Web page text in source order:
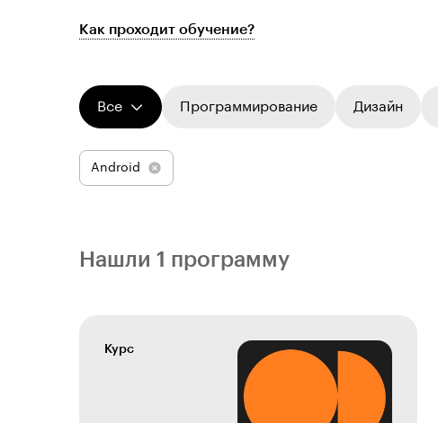
Как проходит обучение?
Все Программирование Дизайн
Android
Нашли 1 программу
Курс